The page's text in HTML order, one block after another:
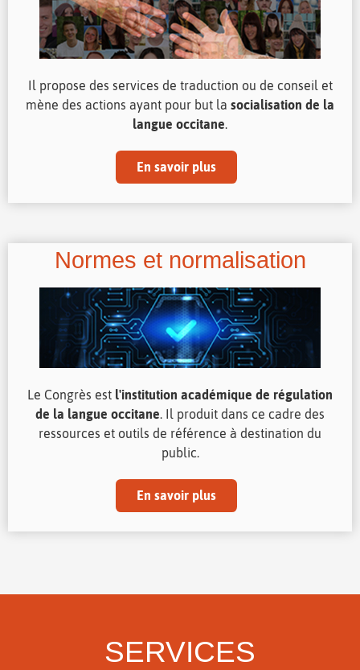
Il propose des services de traduction ou de conseil et
mène des actions ayant pour but la socialisation de la
langue occitane.
En savoir plus
Normes et normalisation
Le Congrès est l'institution académique de régulation
de la langue occitane. Il produit dans ce cadre des
ressources et outils de référence à destination du
public.
En savoir plus
SERVICES